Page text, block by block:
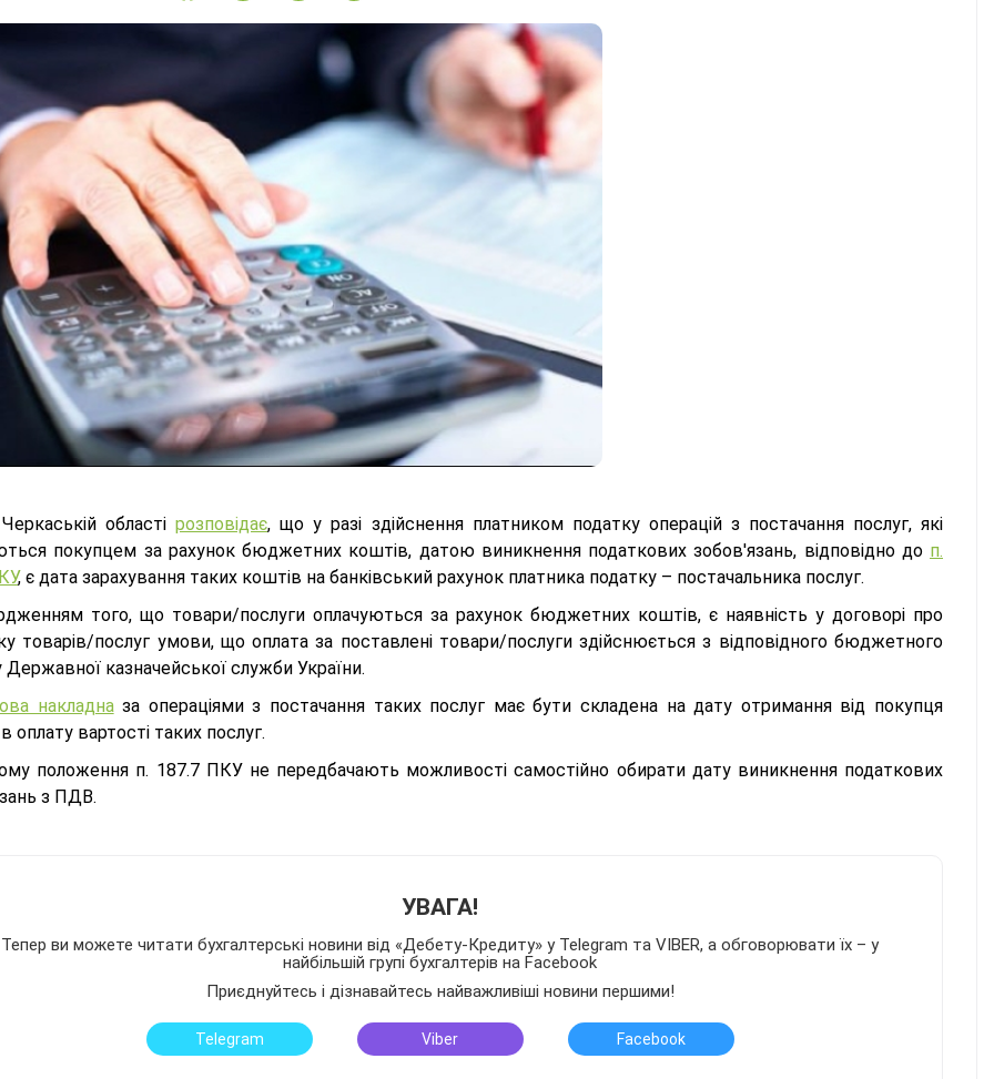
областірозповідає, що у разі здійснення платником податку операцій з постачання послуг, які
покупцем за рахунок бюджетних коштів, датою виникнення податкових зобов'язань, відповідно до п.
, є дата зарахування таких коштів на банківський рахунок платника податку – постачальника послуг.
того, що товари/послуги оплачуються за рахунок бюджетних коштів, є наявність у договорі про
товарів/послуг умови, що оплата за поставлені товари/послуги здійснюється з відповідного бюджетного
Державної казначейської служби України.
накладназа операціями з постачання таких послуг має бути складена на дату отримання від покупця
оплату вартості таких послуг.
положення п. 187.7 ПКУ не передбачають можливості самостійно обирати дату виникнення податкових
з ПДВ.
УВАГА!
Тепер ви можете читати бухгалтерські новини від «Дебету-Кредиту» у Telegram та VIBER, а обговорювати їх – у
найбільшій групі бухгалтерів на Facebook
Приєднуйтесь і дізнавайтесь найважливіші новини першими!
Telegram Viber Facebook